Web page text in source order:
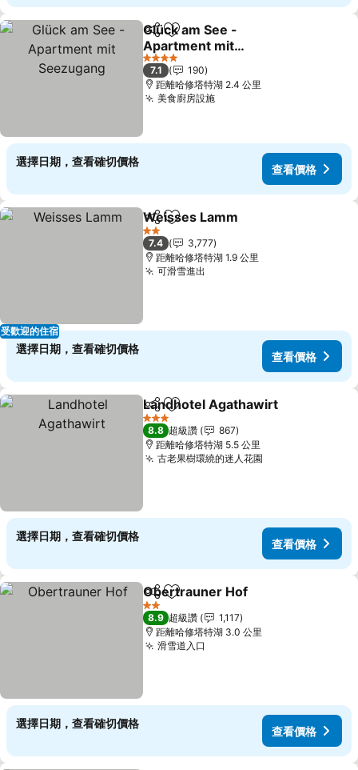
分享 加入我的最愛
Glück am See -
Apartment mit
Seezugang
4 星級
7.1
190
距離哈修塔特湖 2.4 公里
美食廚房設施
選擇日期，查看確切價格
查看價格
受歡迎的住宿
分享 加入我的最愛
Weisses Lamm
2 星級
7.4
3,777
距離哈修塔特湖 1.9 公里
可滑雪進出
選擇日期，查看確切價格
查看價格
分享 加入我的最愛
Landhotel Agathawirt
3 星級
8.8 超級讚
867
距離哈修塔特湖 5.5 公里
古老果樹環繞的迷人花園
選擇日期，查看確切價格
查看價格
分享 加入我的最愛
Obertrauner Hof
2 星級
8.9 超級讚
1,117
距離哈修塔特湖 3.0 公里
滑雪道入口
選擇日期，查看確切價格
查看價格